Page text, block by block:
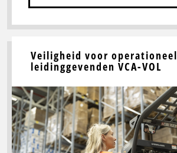
Basisveiligheid
VCA
U05-
2
Veiligheid voor operationeel
leidinggevenden VCA-VOL